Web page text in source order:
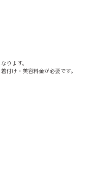
ります。
付け・美容料金が必要です。